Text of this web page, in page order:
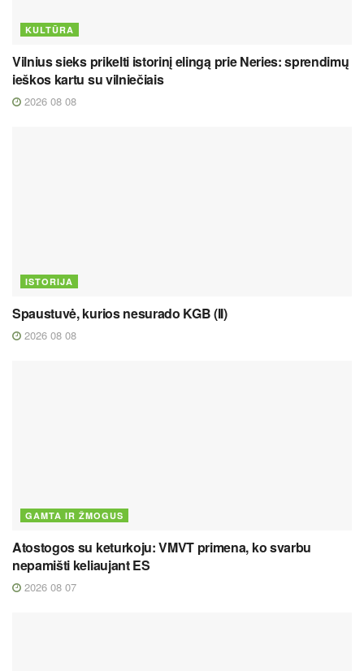
KULTŪRA
Vilnius sieks prikelti istorinį elingą prie Neries: sprendimų
ieškos kartu su vilniečiais
2026 08 08
ISTORIJA
Spaustuvė, kurios nesurado KGB (II)
2026 08 08
GAMTA IR ŽMOGUS
Atostogos su keturkoju: VMVT primena, ko svarbu
nepamišti keliaujant ES
2026 08 07